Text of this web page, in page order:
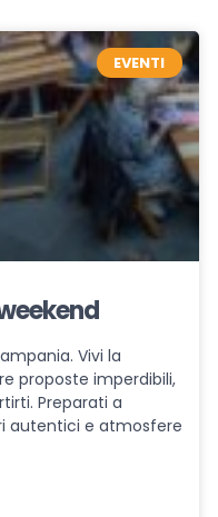
EVENTI
Vivi la
proposte imperdibili,
Preparati a
autentici e atmosfere